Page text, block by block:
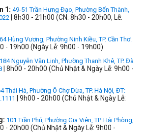
1: 49-51 Trần Hưng Đạo, Phường Bến Thành,
| 8h30 - 21h00 (CN: 8h30 - 20h00, Lễ:
64 Hùng Vương, Phường Ninh Kiều, TP. Cần Thơ.
- 19h00 (Ngày Lễ: 9h00 - 19h00)
184 Nguyễn Văn Linh, Phường Thanh Khê, TP. Đà
| 8h00 - 20h00 (Chủ Nhật & Ngày Lễ: 9h00 -
Thái Hà, Phường Ô Chợ Dừa, TP. Hà Nội, ĐT:
| 9h00 - 20h00 (Chủ Nhật & Ngày Lễ:
101 Trần Phú, Phường Gia Viên, TP. Hải Phòng,
- 20h00 (Chủ Nhật & Ngày Lễ: 9h00 -